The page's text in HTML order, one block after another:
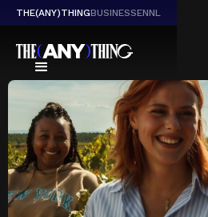
THE(ANY)THINGBUSINESSENNL